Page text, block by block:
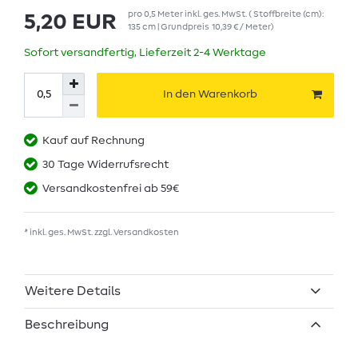
5,20 EUR pro0,5 Meterinkl. ges. MwSt. ( Stoffbreite (cm):
135 cm | Grundpreis 10,39 € / Meter)
Sofort versandfertig, Lieferzeit 2-4 Werktage
In den Warenkorb
Kauf auf Rechnung
30 Tage Widerrufsrecht
Versandkostenfrei ab 59€
* inkl. ges. MwSt. zzgl. Versandkosten
Weitere Details
Beschreibung